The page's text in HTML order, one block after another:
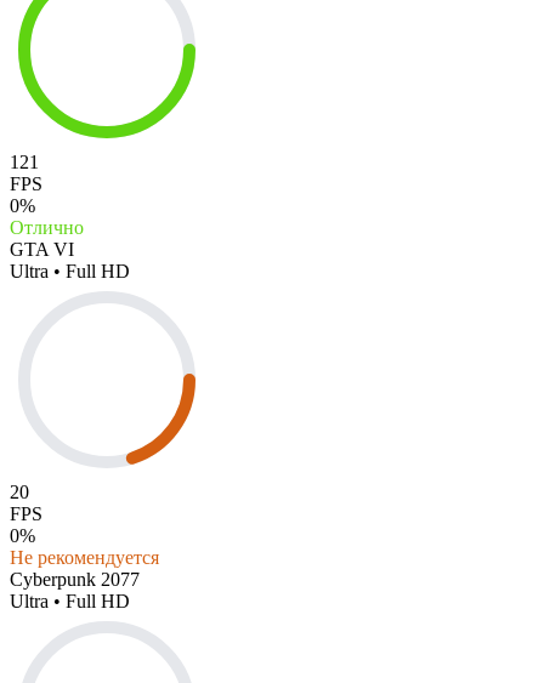
121
FPS
0%
Отлично
GTA VI
Ultra • Full HD
20
FPS
0%
Не рекомендуется
Cyberpunk 2077
Ultra • Full HD